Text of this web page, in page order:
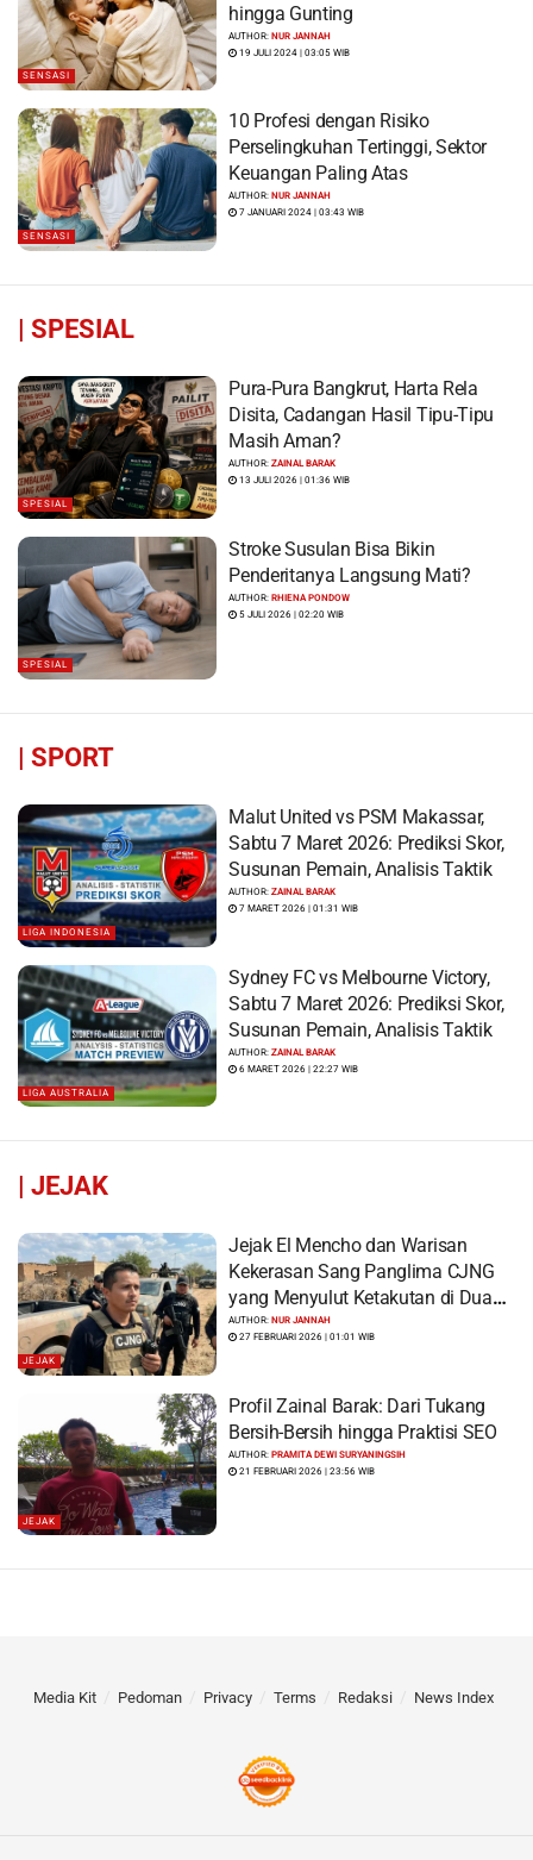
SENSASI
hingga Gunting
AUTHOR:NUR JANNAH
19 JULI 2024 | 03:05 WIB
SENSASI
10 Profesi dengan Risiko
Perselingkuhan Tertinggi, Sektor
Keuangan Paling Atas
AUTHOR:NUR JANNAH
7 JANUARI 2024 | 03:43 WIB
SPESIAL
SPESIAL
Pura-Pura Bangkrut, Harta Rela
Disita, Cadangan Hasil Tipu-Tipu
Masih Aman?
AUTHOR:ZAINAL BARAK
13 JULI 2026 | 01:36 WIB
SPESIAL
Stroke Susulan Bisa Bikin
Penderitanya Langsung Mati?
AUTHOR:RHIENA PONDOW
5 JULI 2026 | 02:20 WIB
SPORT
LIGA INDONESIA
Malut United vs PSM Makassar,
Sabtu 7 Maret 2026: Prediksi Skor,
Susunan Pemain, Analisis Taktik
AUTHOR:ZAINAL BARAK
7 MARET 2026 | 01:31 WIB
LIGA AUSTRALIA
Sydney FC vs Melbourne Victory,
Sabtu 7 Maret 2026: Prediksi Skor,
Susunan Pemain, Analisis Taktik
AUTHOR:ZAINAL BARAK
6 MARET 2026 | 22:27 WIB
JEJAK
JEJAK
Jejak El Mencho dan Warisan
Kekerasan Sang Panglima CJNG
yang Menyulut Ketakutan di Dua
Benua
AUTHOR:NUR JANNAH
27 FEBRUARI 2026 | 01:01 WIB
JEJAK
Profil Zainal Barak: Dari Tukang
Bersih-Bersih hingga Praktisi SEO
AUTHOR:PRAMITA DEWI SURYANINGSIH
21 FEBRUARI 2026 | 23:56 WIB
Media Kit Pedoman Privacy Terms Redaksi News Index